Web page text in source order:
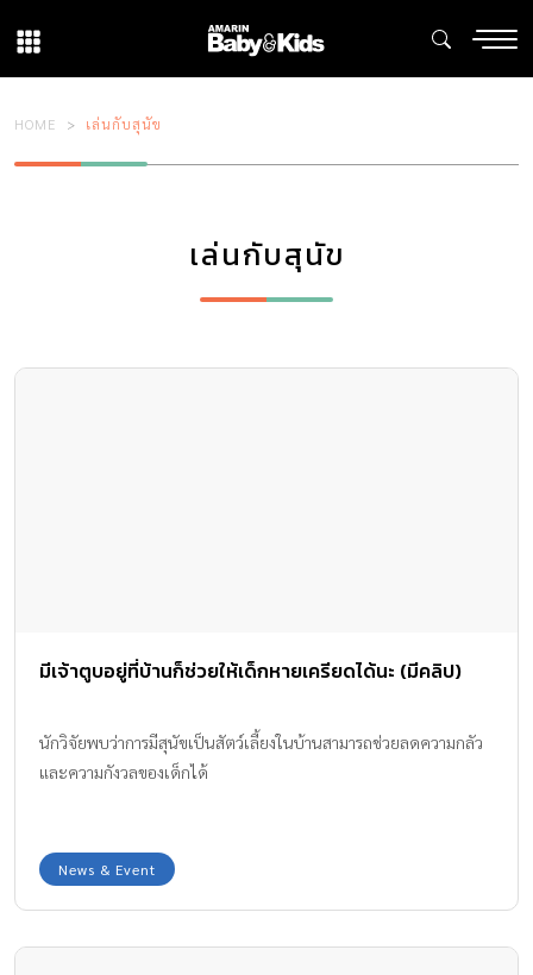
HOME เล่นกับสุนัข
เล่นกับสุนัข
มีเจ้าตูบอยู่ที่บ้านก็ช่วยให้เด็กหายเครียดได้นะ (มีคลิป)
นักวิจัยพบว่าการมีสุนัขเป็นสัตว์เลี้ยงในบ้านสามารถช่วยลดความกลัว
และความกังวลของเด็กได้
News & Event